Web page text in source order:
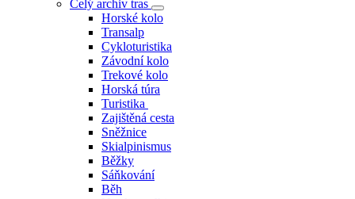
Celý archiv tras
Horské kolo
Transalp
Cykloturistika
Závodní kolo
Trekové kolo
Horská túra
Turistika
Zajištěná cesta
Sněžnice
Skialpinismus
Běžky
Sáňkování
Běh